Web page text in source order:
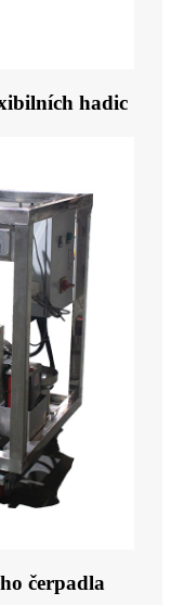
hadic
čerpadla